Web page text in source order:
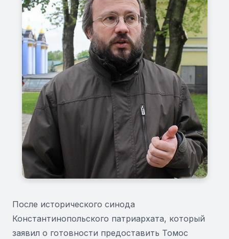
После исторического синода
Константинопольского патриархата, который
заявил о готовности предоставить Томос